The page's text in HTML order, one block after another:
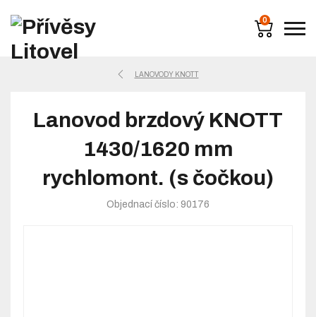
0
LANOVODY KNOTT
Lanovod brzdový KNOTT
1430/1620 mm
rychlomont. (s čočkou)
Objednací číslo: 90176